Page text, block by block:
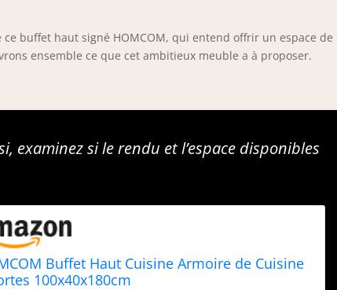
buffet haut signé HOMCOM, qui entend offrir un espace de
ensemble ce que cet ambitieux meuble a à proposer.
examinez si le rendu et l’espace disponibles
Buffet Haut Cuisine Armoire de Cuisine
100x40x180cm